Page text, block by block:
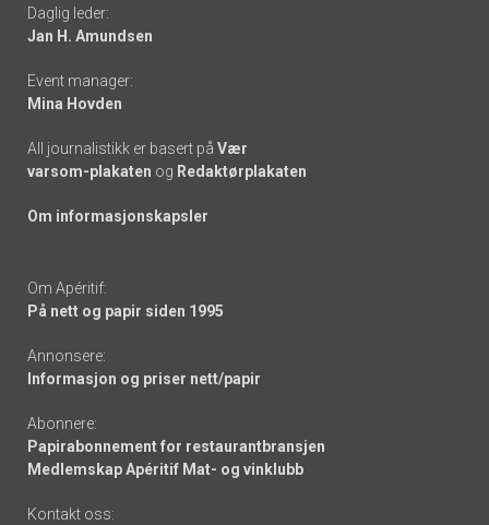
links
Daglig leder:
Jan H. Amundsen
Event manager:
Mina Hovden
All journalistikk er basert på Vær
varsom-plakaten og Redaktørplakaten
Om informasjonskapsler
Om Apéritif:
På nett og papir siden 1995
Annonsere:
Informasjon og priser nett/papir
Abonnere:
Papirabonnement for restaurantbransjen
Medlemskap Apéritif Mat- og vinklubb
Kontakt oss: